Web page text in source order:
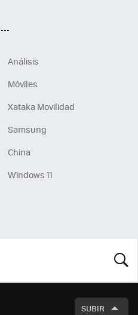
Análisis
Móviles
Xataka Movilidad
Samsung
China
Windows 11
SUBIR